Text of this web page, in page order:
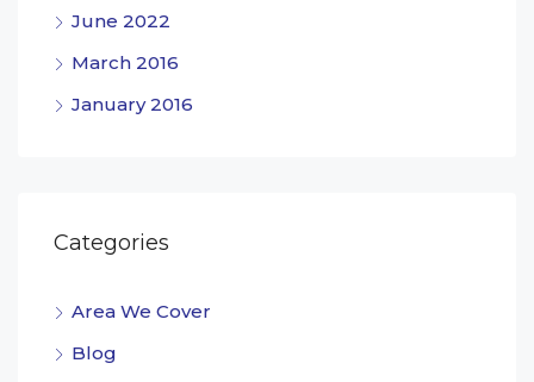
June 2022
March 2016
January 2016
Categories
Area We Cover
Blog